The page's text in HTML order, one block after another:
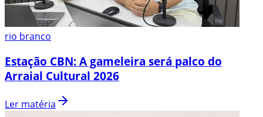
rio branco
Estação CBN: A gameleira será palco do
Arraial Cultural 2026
Ler matéria